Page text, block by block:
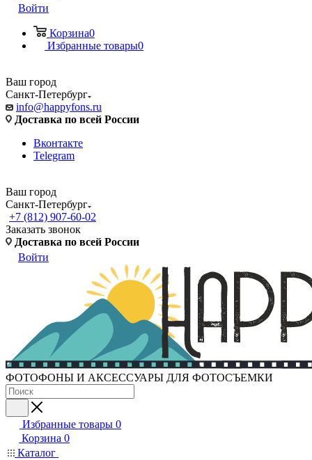
Войти
Корзина0
Избранные товары0
Ваш город
Санкт-Петербург
info@happyfons.ru
Доставка по всей России
Вконтакте
Telegram
Ваш город
Санкт-Петербург
+7 (812) 907-60-02
Заказать звонок
Доставка по всей России
Войти
ФОТОФОНЫ И АКСЕССУАРЫ ДЛЯ ФОТОСЪЕМКИ
Избранные товары 0
Корзина 0
Каталог